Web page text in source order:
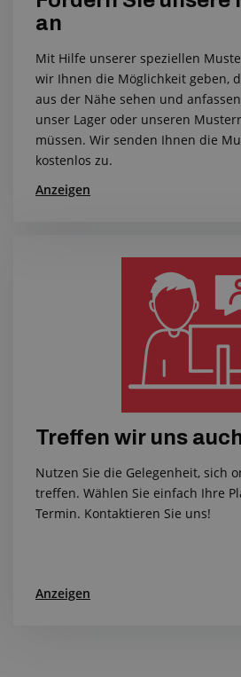
an
Mit Hilfe unserer speziellen
wir Ihnen die Möglichkeit geben,
aus der Nähe sehen und
unser Lager oder unseren
müssen. Wir senden Ihnen die
kostenlos zu.
Anzeigen
Treffen wir uns
Nutzen Sie die Gelegenheit, sich
treffen. Wählen Sie einfach Ihre
Termin. Kontaktieren Sie uns!
Anzeigen